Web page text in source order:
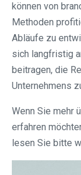
können von
Methoden
Abläufe zu
sich langfristig
beitragen, die
Unternehmens
Wenn Sie mehr
erfahren
lesen Sie bitte